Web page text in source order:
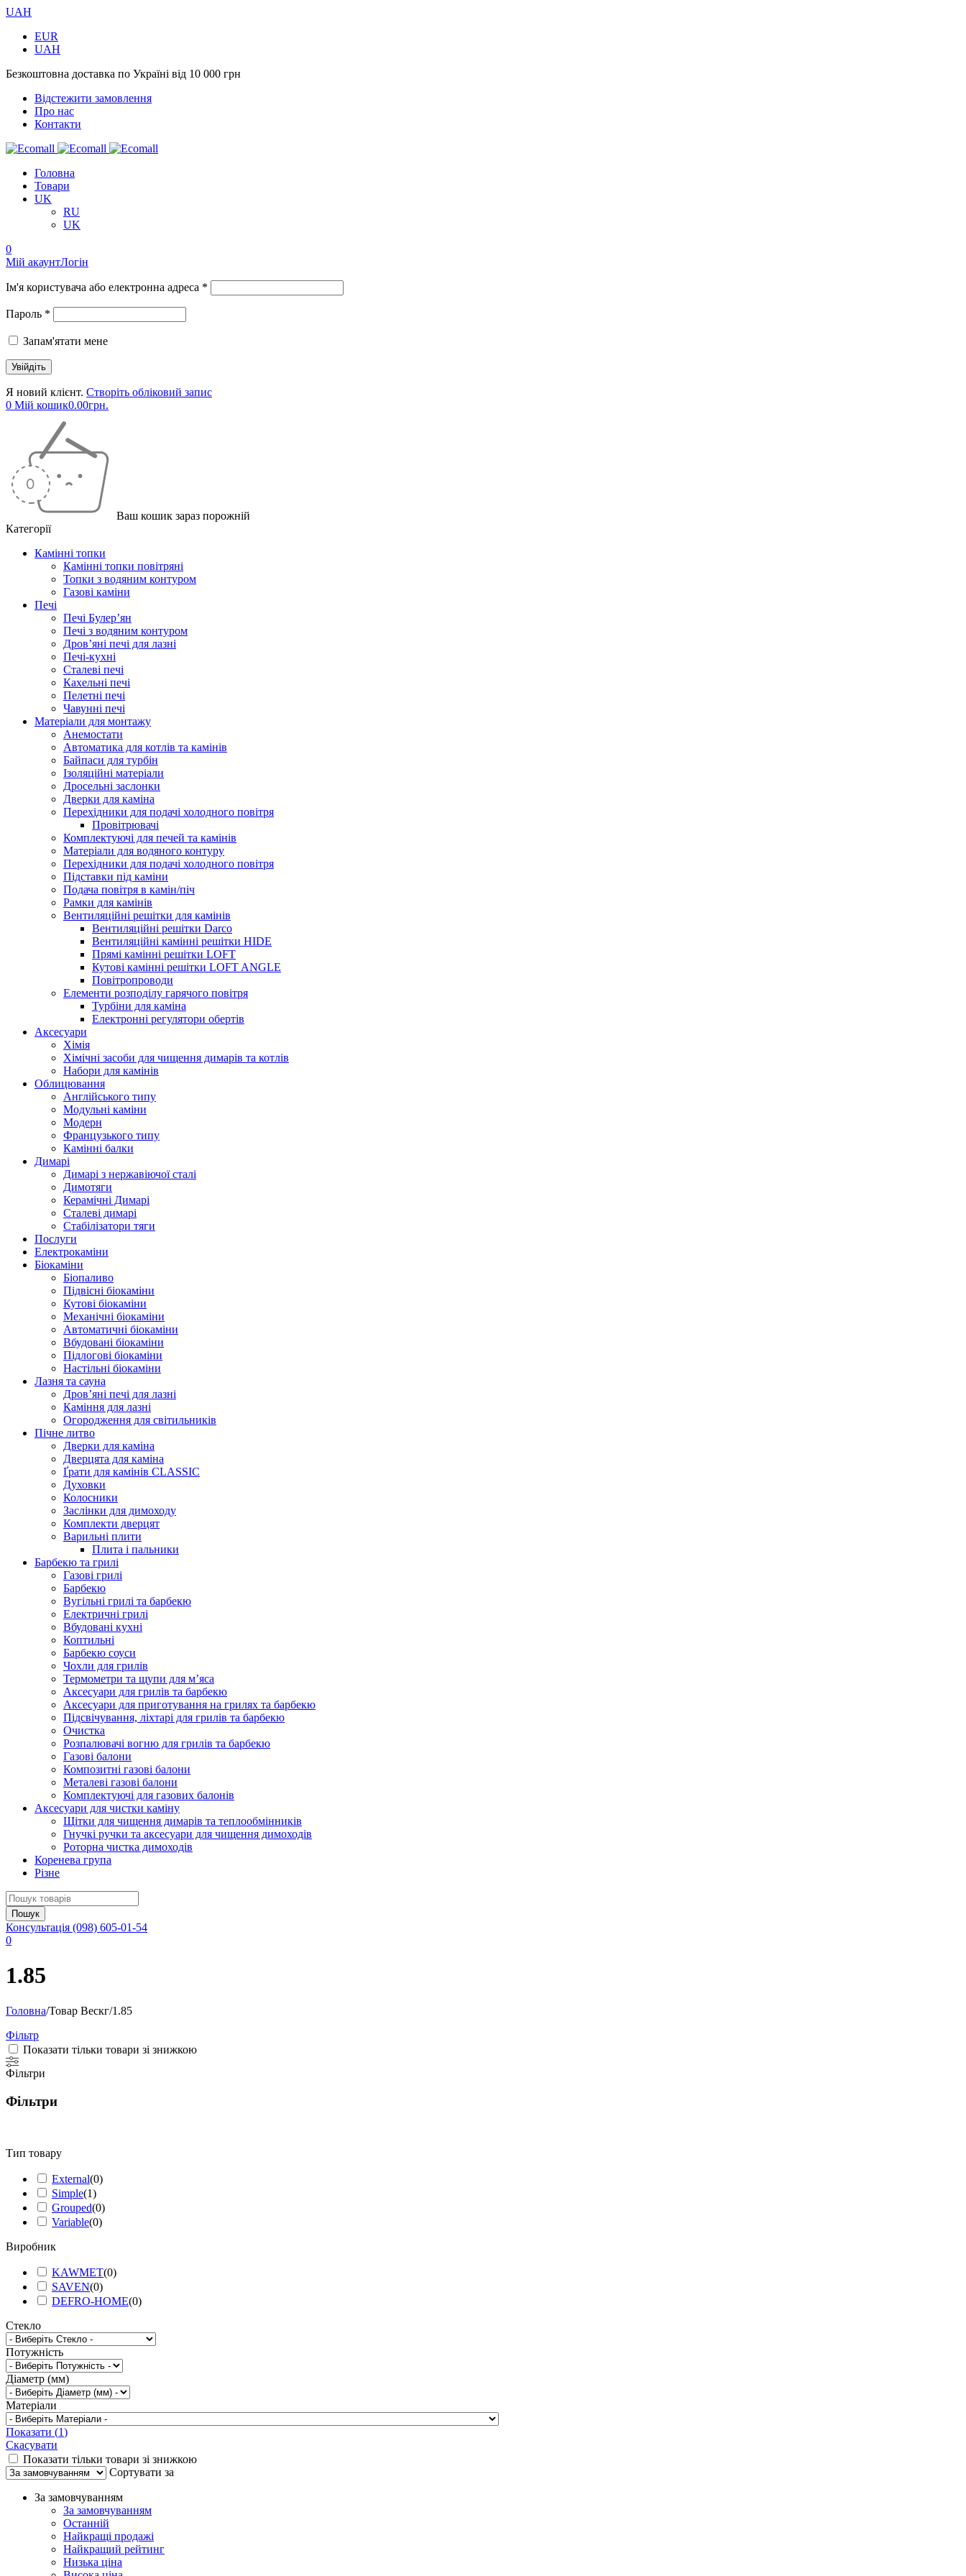
UAH
EUR
UAH
Безкоштовна доставка по Україні від 10 000 грн
Відстежити замовлення
Про нас
Контакти
Головна
Товари
UK
RU
UK
0
Мій акаунтЛогін
Ім'я користувача або електронна адреса *
Пароль *
Запам'ятати мене
Я новий клієнт. Створіть обліковий запис
0 Мій кошик0.00грн.
Ваш кошик зараз порожній
Категорії
Камінні топки
Камінні топки повітряні
Топки з водяним контуром
Газові каміни
Печі
Печі Булер’ян
Печі з водяним контуром
Дров’яні печі для лазні
Печі-кухні
Сталеві печі
Кахельні печі
Пелетні печі
Чавунні печі
Матеріали для монтажу
Анемостати
Автоматика для котлів та камінів
Байпаси для турбін
Ізоляційні матеріали
Дросельні заслонки
Дверки для каміна
Перехідники для подачі холодного повітря
Провітрювачі
Комплектуючі для печей та камінів
Матеріали для водяного контуру
Перехідники для подачі холодного повітря
Підставки під каміни
Подача повітря в камін/піч
Рамки для камінів
Вентиляційні решітки для камінів
Вентиляційні решітки Darco
Вентиляційні камінні решітки HIDE
Прямі камінні решітки LOFT
Кутові камінні решітки LOFT ANGLE
Повітропроводи
Елементи розподілу гарячого повітря
Турбіни для каміна
Електронні регулятори обертів
Аксесуари
Хімія
Хімічні засоби для чищення димарів та котлів
Набори для камінів
Облицювання
Англійського типу
Модульні каміни
Модерн
Французького типу
Камінні балки
Димарі
Димарі з нержавіючої сталі
Димотяги
Керамічні Димарі
Сталеві димарі
Стабілізатори тяги
Послуги
Електрокаміни
Біокаміни
Біопаливо
Підвісні біокаміни
Кутові біокаміни
Механічні біокаміни
Автоматичні біокаміни
Вбудовані біокаміни
Підлогові біокаміни
Настільні біокаміни
Лазня та сауна
Дров’яні печі для лазні
Каміння для лазні
Огородження для світильників
Пічне литво
Дверки для каміна
Дверцята для каміна
Ґрати для камінів CLASSIC
Духовки
Колосники
Заслінки для димоходу
Комплекти дверцят
Варильні плити
Плита і пальники
Барбекю та грилі
Газові грилі
Барбекю
Вугільні грилі та барбекю
Електричні грилі
Вбудовані кухні
Коптильні
Барбекю соуси
Чохли для грилів
Термометри та щупи для м’яса
Аксесуари для грилів та барбекю
Аксесуари для приготування на грилях та барбекю
Підсвічування, ліхтарі для грилів та барбекю
Очистка
Розпалювачі вогню для грилів та барбекю
Газові балони
Композитні газові балони
Металеві газові балони
Комплектуючі для газових балонів
Аксесуари для чистки каміну
Щітки для чищення димарів та теплообмінників
Гнучкі ручки та аксесуари для чищення димоходів
Роторна чистка димоходів
Коренева група
Різне
Консультація (098) 605-01-54
0
1.85
Головна/Товар Вескг/1.85
Фільтр
Показати тільки товари зі знижкою
Фільтри
Фільтри
Тип товару
External(0)
Simple(1)
Grouped(0)
Variable(0)
Виробник
KAWMET(0)
SAVEN(0)
DEFRO-HOME(0)
Стекло
Потужність
Діаметр (мм)
Матеріали
Показати (1)
Скасувати
Показати тільки товари зі знижкою
Сортувати за
За замовчуванням
За замовчуванням
Останній
Найкращі продажі
Найкращий рейтинг
Низька ціна